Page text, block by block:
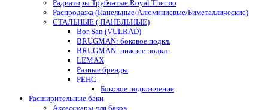
Радиаторы Трубчатые Royal Thermo
Распродажа (Панельные/Алюминиевые/Биметаллические)
СТАЛЬНЫЕ ( ПАНЕЛЬНЫЕ)
Bor-San (VULRAD)
BRUGMAN: боковое подкл.
BRUGMAN: нижнее подкл.
LEMAX
Разные бренды
РЕНС
Боковое подключение
Расширительные баки
Аксессуары для баков